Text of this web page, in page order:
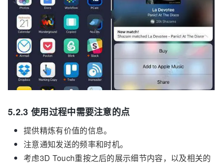
5.2.3 使用过程中需要注意的点
提供精炼有价值的信息。
注意通知发送的频率和时机。
考虑3D Touch重按之后的展示细节内容，以及相关的